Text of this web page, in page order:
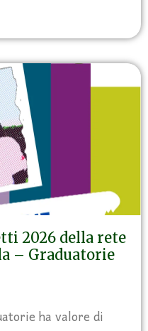
2026 della rete
– Graduatorie
ha valore di